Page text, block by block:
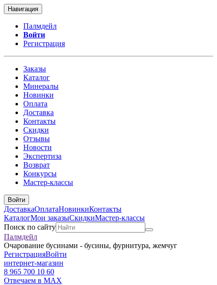
Навигация
Палмдейл
Войти
Регистрация
Заказы
Каталог
Минералы
Новинки
Оплата
Доставка
Контакты
Скидки
Отзывы
Новости
Экспертиза
Возврат
Конкурсы
Мастер-классы
Войти
ДоставкаОплатаНовинкиКонтакты
КаталогМои заказыСкидкиМастер-классы
Поиск по сайту
Палмдейл
Очарование бусинами - бусины, фурнитура, жемчуг
РегистрацияВойти
интернет-магазин
8 965 700 10 60
Отвечаем в MAX